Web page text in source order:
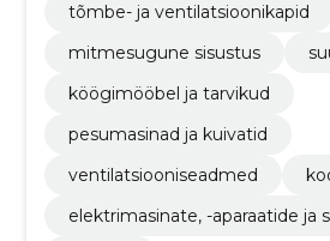
tõmbe- ja ventilatsioonikapid
mitmesugune sisustus
köögimööbel ja tarvikud
pesumasinad ja kuivatid
ventilatsiooniseadmed
elektrimasinate, -aparaatide ja